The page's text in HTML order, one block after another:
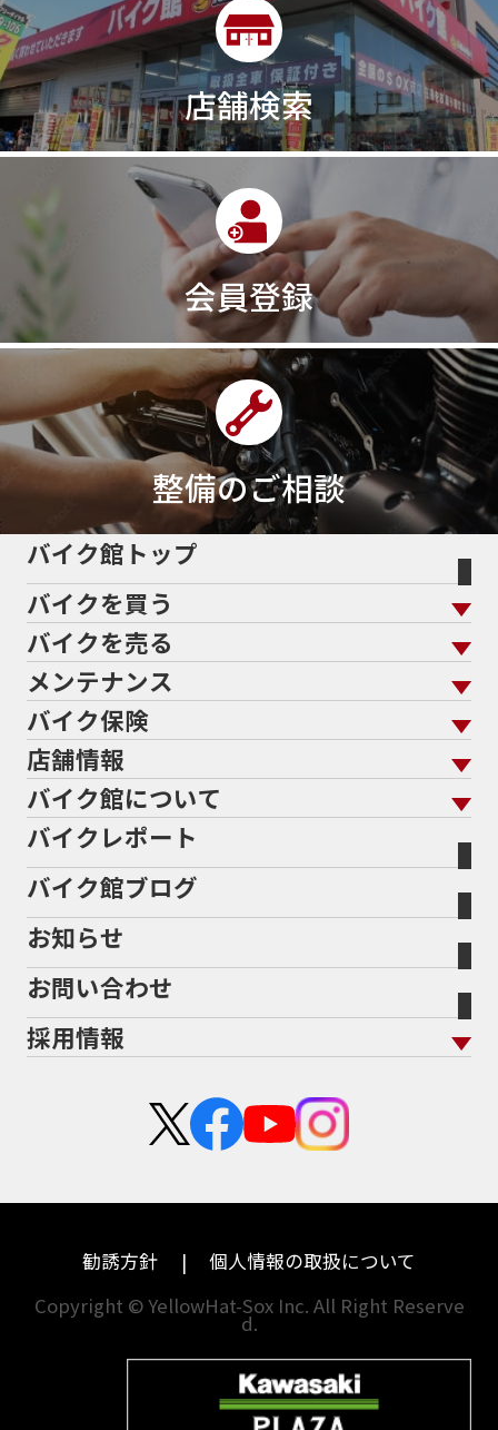
店舗検索
会員登録
整備のご相談
バイク館トップ
バイクを買う
バイクを買う トップ
バイクを探す
メーカーから探す
色から探す
スタイルから探す
排気量から探す
地域から探す
走行距離から探す
中古車から探す
バイクを売る
バイクを売る トップ
バイク館買取の強み
バイクを高く売るコツ
バイク買取の流れ
全国展開の強み
よくあるご質問
バイク買取強化車両
メーカー別買取相場・
ヤマハ
ホンダ
スズキ
ハーレーダビッドソン
ドゥカティ
トライアンフ
アプリリア
KTM
モトグッツイ
MVアグスタ
他海外ﾒｰｶｰ
メンテナンス
メンテナンス トップ
バイク点検
バイク車検
Bikeep
プロテクションフィルム
バイク保険
バイク保険 トップ
自賠責保険
任意保険
バイク保険無料見積り（現在未加入の方）
バイク保険無料見積り（他社でご加入の方）
盗難保険
店舗情報
店舗情報 トップ
北海道
宮城
福島
茨城
栃木
兵庫
福岡
バイク館について
バイク館について トップ
バイク館が選ばれる理由
会社概要
沿革
二輪公正取引協議会加盟店
バイクレポート
バイク館ブログ
お知らせ
お問い合わせ
採用情報
中途採用・アルバイト
勧誘方針
個人情報の取扱について
Copyright © YellowHat-Sox Inc. All Right Reserve
d.